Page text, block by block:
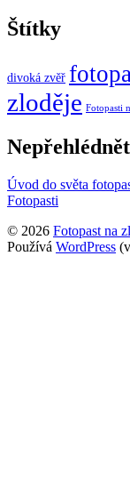
Štítky
divoká zvěř
zloděje Fotopasti
Úvod do světa
Fotopasti
© 2026 Fotopast na
Používá WordPress